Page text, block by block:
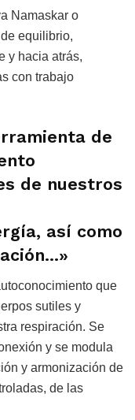
Namaskar o
equilibrio,
y hacia atrás,
con trabajo
de
de nuestros
así como
que
sutiles y
respiración. Se
y se modula
y armonización de
de las